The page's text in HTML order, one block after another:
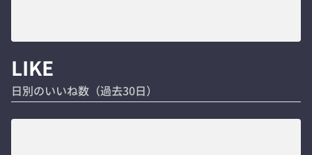
LIKE
日別のいいね数（過去30日）